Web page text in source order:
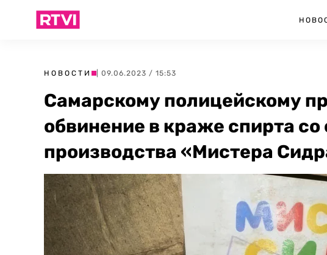
НОВОСТИ | 09.06.2023 / 15:53
Самарскому полицейскому
обвинение в краже спирта
производства «Мистера